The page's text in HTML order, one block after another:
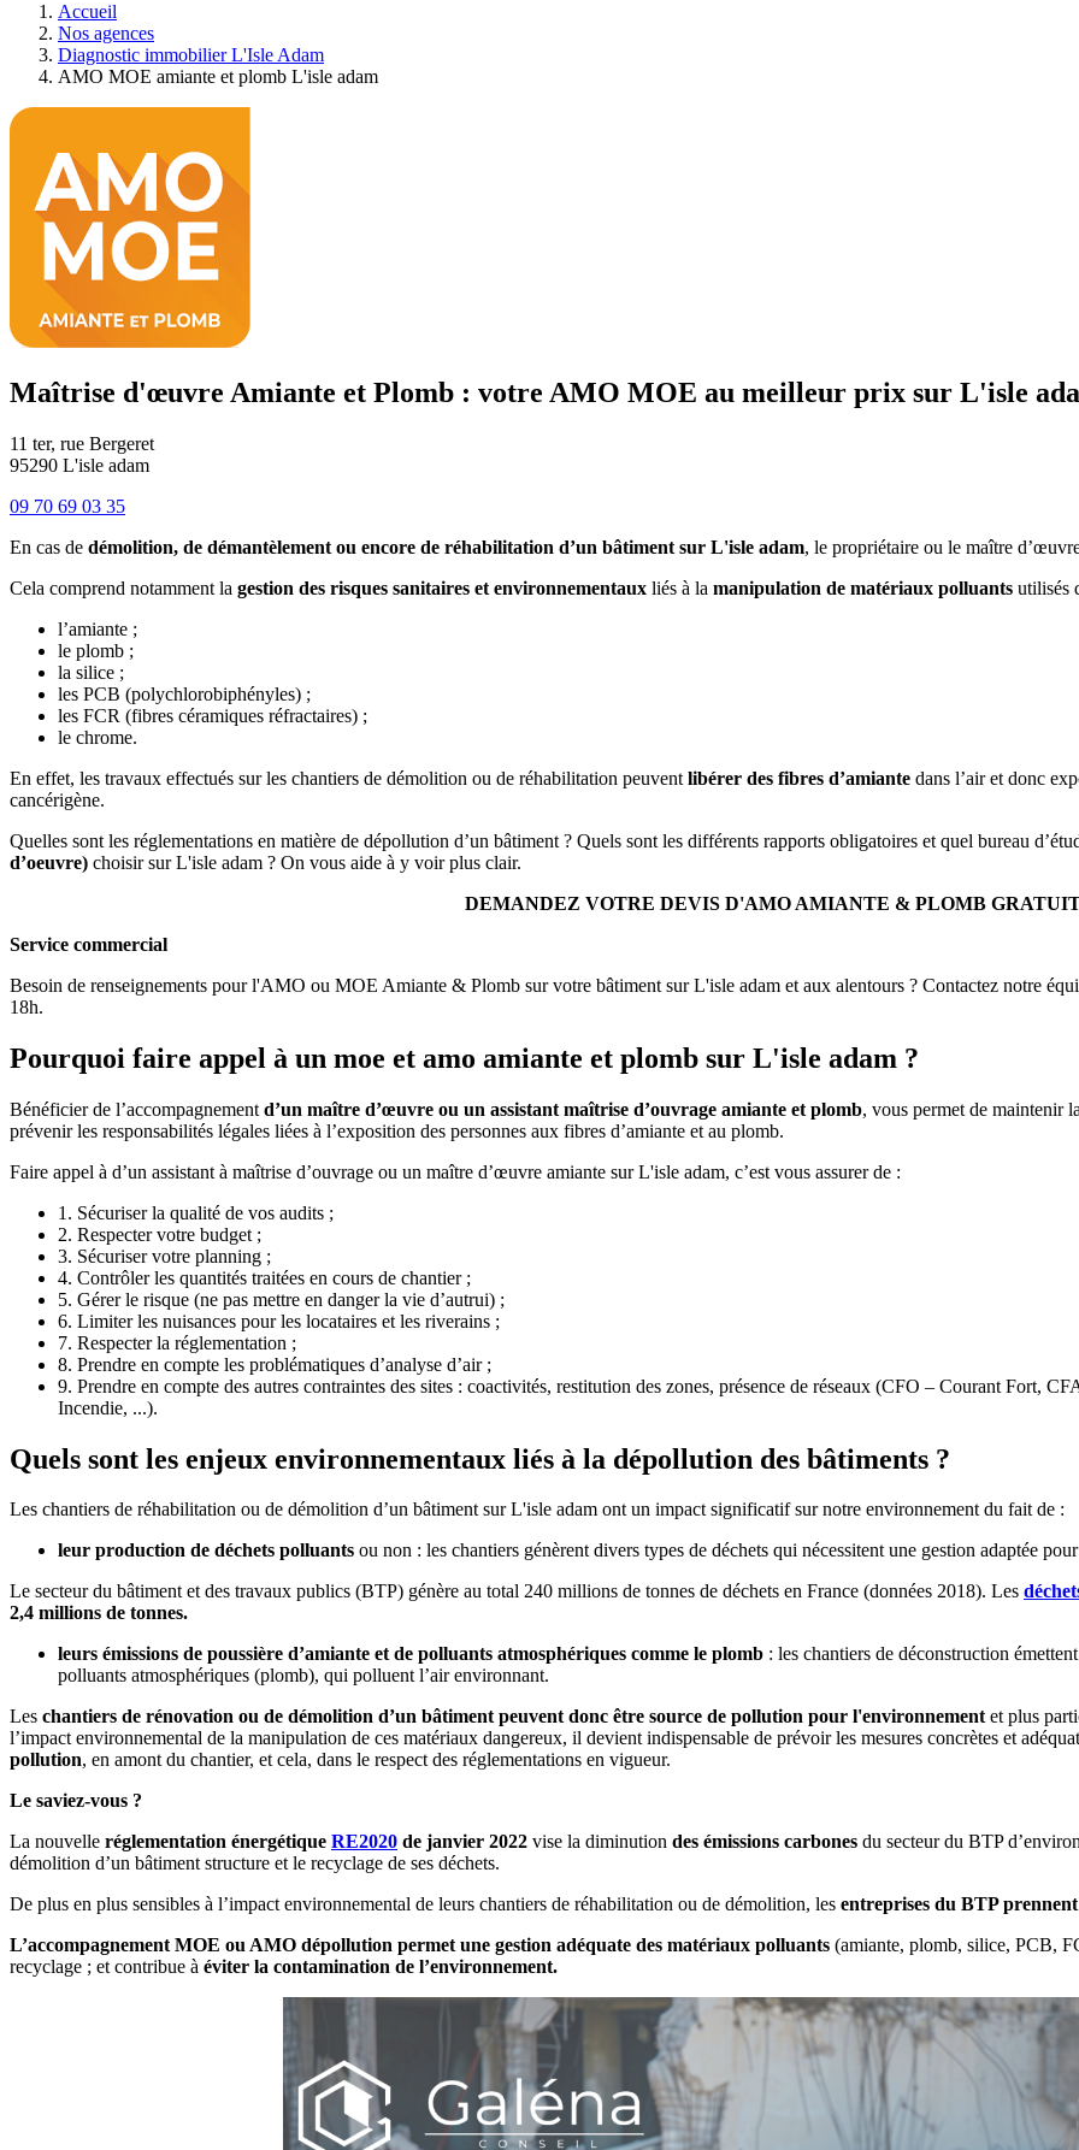
Accueil
Nos agences
Diagnostic immobilier L'Isle Adam
AMO MOE amiante et plomb L'isle adam
Maîtrise d'œuvre Amiante et Plomb : votre AMO MOE au meilleur prix sur L'isle
11 ter, rue Bergeret
95290 L'isle adam
09 70 69 03 35
En cas de démolition, de démantèlement ou encore de réhabilitation d’un bâtiment sur L'isle adam, le propriétaire ou le maître
Cela comprend notamment la gestion des risques sanitaires et environnementaux liés à la manipulation de matériaux polluants utilisés
l’amiante ;
le plomb ;
la silice ;
les PCB (polychlorobiphényles) ;
les FCR (fibres céramiques réfractaires) ;
le chrome.
En effet, les travaux effectués sur les chantiers de démolition ou de réhabilitation peuvent libérer des fibres d’amiante dans l’air et donc
cancérigène.
Quelles sont les réglementations en matière de dépollution d’un bâtiment ? Quels sont les différents rapports obligatoires et quel bureau
d’oeuvre) choisir sur L'isle adam ? On vous aide à y voir plus clair.
DEMANDEZ VOTRE DEVIS D'AMO AMIANTE & PLOMB
Service commercial
Besoin de renseignements pour l'AMO ou MOE Amiante & Plomb sur votre bâtiment sur L'isle adam et aux alentours ? Contactez notre
18h.
Pourquoi faire appel à un moe et amo amiante et plomb sur L'isle adam ?
Bénéficier de l’accompagnement d’un maître d’œuvre ou un assistant maîtrise d’ouvrage amiante et plomb, vous permet de maintenir
prévenir les responsabilités légales liées à l’exposition des personnes aux fibres d’amiante et au plomb.
Faire appel à d’un assistant à maîtrise d’ouvrage ou un maître d’œuvre amiante sur L'isle adam, c’est vous assurer de :
1. Sécuriser la qualité de vos audits ;
2. Respecter votre budget ;
3. Sécuriser votre planning ;
4. Contrôler les quantités traitées en cours de chantier ;
5. Gérer le risque (ne pas mettre en danger la vie d’autrui) ;
6. Limiter les nuisances pour les locataires et les riverains ;
7. Respecter la réglementation ;
8. Prendre en compte les problématiques d’analyse d’air ;
9. Prendre en compte des autres contraintes des sites : coactivités, restitution des zones, présence de réseaux (CFO – Courant Fort,
Incendie, ...).
Quels sont les enjeux environnementaux liés à la dépollution des bâtiments ?
Les chantiers de réhabilitation ou de démolition d’un bâtiment sur L'isle adam ont un impact significatif sur notre environnement du fait de :
leur production de déchets polluants ou non : les chantiers génèrent divers types de déchets qui nécessitent une gestion adaptée
Le secteur du bâtiment et des travaux publics (BTP) génère au total 240 millions de tonnes de déchets en France (données 2018). Les
2,4 millions de tonnes.
leurs émissions de poussière d’amiante et de polluants atmosphériques comme le plomb : les chantiers de déconstruction
polluants atmosphériques (plomb), qui polluent l’air environnant.
Les chantiers de rénovation ou de démolition d’un bâtiment peuvent donc être source de pollution pour l'environnementet plus
l’impact environnemental de la manipulation de ces matériaux dangereux, il devient indispensable de prévoir les mesures concrètes et
pollution, en amont du chantier, et cela, dans le respect des réglementations en vigueur.
Le saviez-vous ?
La nouvelle réglementation énergétique RE2020 de janvier 2022 vise la diminution des émissions carbones du secteur du BTP
démolition d’un bâtiment structure et le recyclage de ses déchets.
De plus en plus sensibles à l’impact environnemental de leurs chantiers de réhabilitation ou de démolition, les entreprises du BTP prennent
L’accompagnement MOE ou AMO dépollution permet une gestion adéquate des matériaux polluants (amiante, plomb, silice, PCB,
recyclage ; et contribue à éviter la contamination de l’environnement.